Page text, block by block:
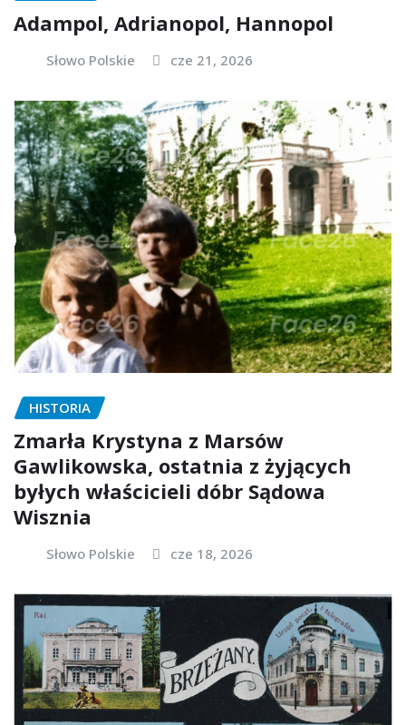
Adampol, Adrianopol, Hannopol
Słowo Polskie cze 21, 2026
HISTORIA
Zmarła Krystyna z Marsów
Gawlikowska, ostatnia z żyjących
byłych właścicieli dóbr Sądowa
Wisznia
Słowo Polskie cze 18, 2026